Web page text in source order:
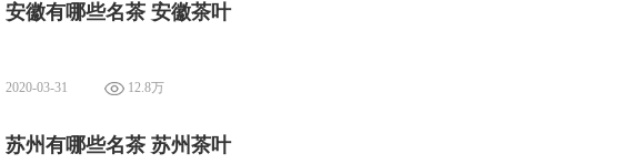
安徽有哪些名茶 安徽茶叶
2020-03-31 12.8万
苏州有哪些名茶 苏州茶叶